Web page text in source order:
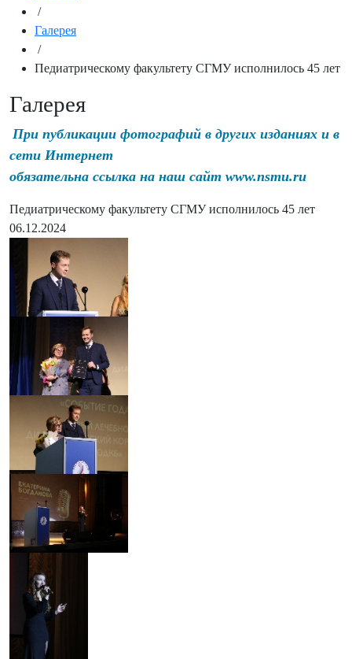
/
Галерея
/
Педиатрическому факультету СГМУ исполнилось 45 лет
Галерея
При публикации фотографий в других изданиях и в
сети Интернет
обязательна ссылка на наш сайт www.nsmu.ru
Педиатрическому факультету СГМУ исполнилось 45 лет
06.12.2024